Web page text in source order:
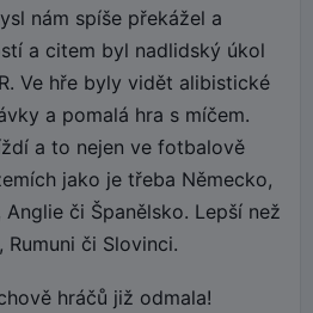
nám spíše překážel a
a citem byl nadlidský úkol
Ve hře byly vidět alibistické
a pomalá hra s míčem.
a to nejen ve fotbalově
jako je třeba Německo,
či Španělsko. Lepší než
či Slovinci.
hráčů již odmala!